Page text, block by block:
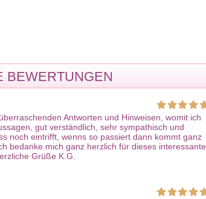
BEWERTUNGEN
Antworten und Hinweisen, womit ich
gut verständlich, sehr sympathisch und
noch eintrifft, wenns so passiert dann kommt ganz
bedanke mich ganz herzlich für dieses interessante
Grüße K.G.